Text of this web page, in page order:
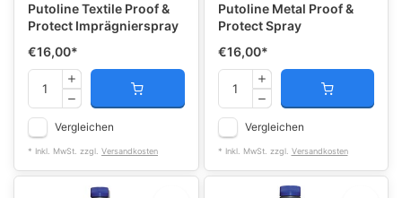
Putoline Textile Proof &
Protect Imprägnierspray
€16,00*
Vergleichen
* Inkl. MwSt. zzgl. Versandkosten
Putoline Metal Proof &
Protect Spray
€16,00*
Vergleichen
* Inkl. MwSt. zzgl. Versandkosten